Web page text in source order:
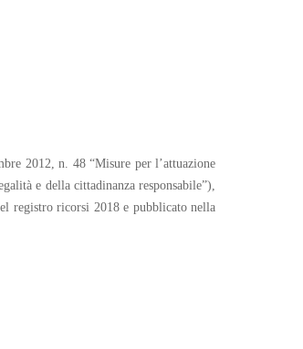
2012, n. 48 “Misure per l’attuazione
e della cittadinanza responsabile”),
registro ricorsi 2018 e pubblicato nella